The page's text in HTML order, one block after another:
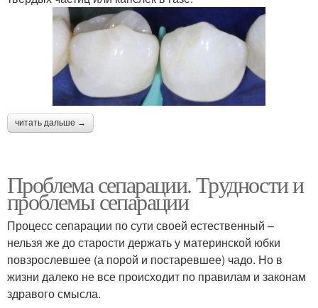
читать дальше →
Проблема сепарации. Трудности и
проблемы сепарации
Процесс сепарации по сути своей естественный –
нельзя же до старости держать у материнской юбки
повзрослевшее (а порой и постаревшее) чадо. Но в
жизни далеко не все происходит по правилам и законам
здравого смысла.